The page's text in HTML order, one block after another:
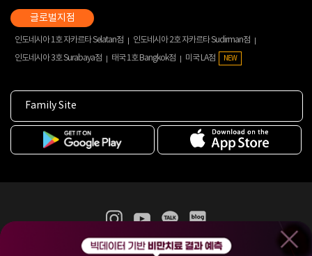
인도네시아 1호 자카르타 Selatan점
인도네시아 2호 자카르타 Sudirman점
인도네시아 3호 Surabaya점
태국 1호 Bangkok점 미국 LA점 NEW
Family Site
365mc 병·의원 이용약관
홈페이지 이용약관